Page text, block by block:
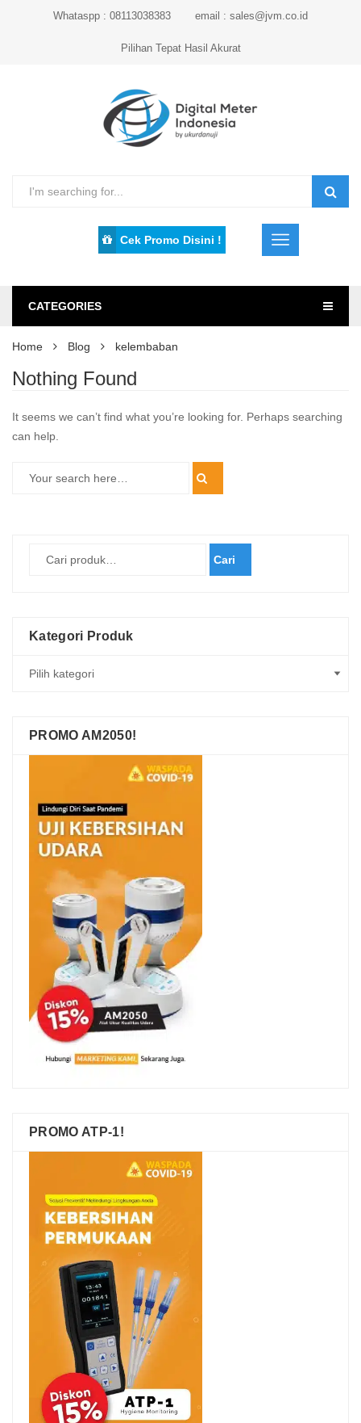
Whataspp : 08113038383 email : sales@jvm.co.id
Pilihan Tepat Hasil Akurat
Cek Promo Disini !
CATEGORIES
Home Blog kelembaban
Nothing Found
It seems we can’t find what you’re looking for. Perhaps searching
can help.
Cari
Kategori Produk
PROMO AM2050!
PROMO ATP-1!